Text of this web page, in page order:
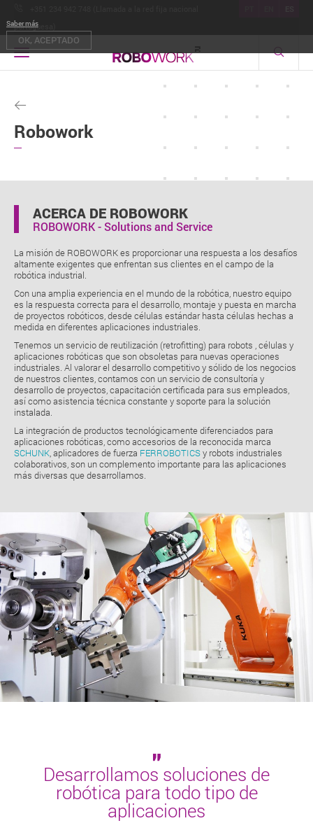
Saber más
OK, ACEPTADO
portuguesa)
Toggle
navigation
Robowork
ACERCA DE ROBOWORK
ROBOWORK - Solutions and Service
La misión de ROBOWORK es proporcionar una respuesta a los desafíos
altamente exigentes que enfrentan sus clientes en el campo de la
robótica industrial.
Con una amplia experiencia en el mundo de la robótica, nuestro equipo
es la respuesta correcta para el desarrollo, montaje y puesta en marcha
de proyectos robóticos, desde células estándar hasta células hechas a
medida en diferentes aplicaciones industriales.
Tenemos un servicio de reutilización (retrofitting) para robots , células y
aplicaciones robóticas que son obsoletas para nuevas operaciones
industriales. Al valorar el desarrollo competitivo y sólido de los negocios
de nuestros clientes, contamos con un servicio de consultoría y
desarrollo de proyectos, capacitación certificada para sus empleados,
así como asistencia técnica constante y soporte para la solución
instalada.
La integración de productos tecnológicamente diferenciados para
aplicaciones robóticas, como accesorios de la reconocida marca
SCHUNK, aplicadores de fuerza FERROBOTICSy robots industriales
colaborativos, son un complemento importante para las aplicaciones
más diversas que desarrollamos.
"
Desarrollamos soluciones de
robótica para todo tipo de
aplicaciones